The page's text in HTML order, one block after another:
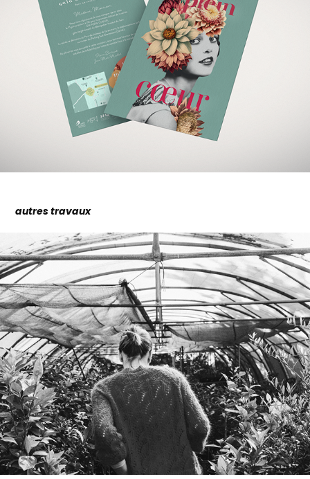
autres travaux
La Pépinière du Bosc